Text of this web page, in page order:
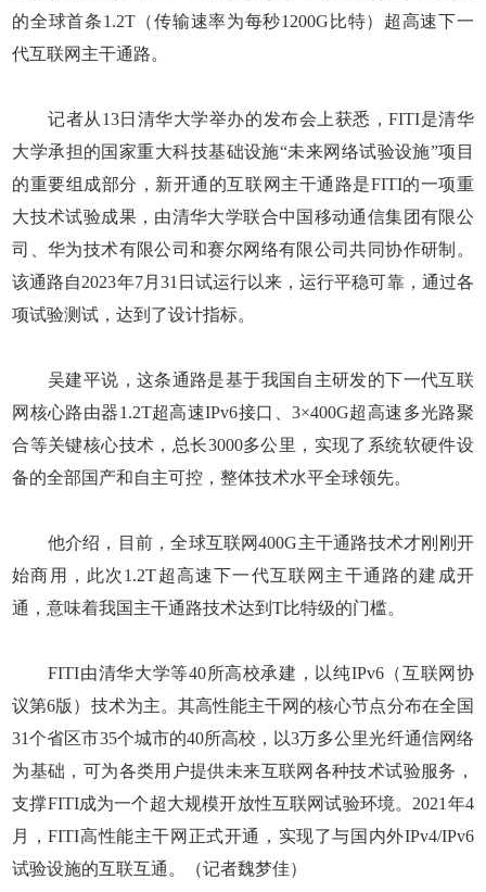
的全球首条1.2T（传输速率为每秒1200G比特）超高速下一
代互联网主干通路。
记者从13日清华大学举办的发布会上获悉，FITI是清华
大学承担的国家重大科技基础设施“未来网络试验设施”项目
的重要组成部分，新开通的互联网主干通路是FITI的一项重
大技术试验成果，由清华大学联合中国移动通信集团有限公
司、华为技术有限公司和赛尔网络有限公司共同协作研制。
该通路自2023年7月31日试运行以来，运行平稳可靠，通过各
项试验测试，达到了设计指标。
吴建平说，这条通路是基于我国自主研发的下一代互联
网核心路由器1.2T超高速IPv6接口、3×400G超高速多光路聚
合等关键核心技术，总长3000多公里，实现了系统软硬件设
备的全部国产和自主可控，整体技术水平全球领先。
他介绍，目前，全球互联网400G主干通路技术才刚刚开
始商用，此次1.2T超高速下一代互联网主干通路的建成开
通，意味着我国主干通路技术达到T比特级的门槛。
FITI由清华大学等40所高校承建，以纯IPv6（互联网协
议第6版）技术为主。其高性能主干网的核心节点分布在全国
31个省区市35个城市的40所高校，以3万多公里光纤通信网络
为基础，可为各类用户提供未来互联网各种技术试验服务，
支撑FITI成为一个超大规模开放性互联网试验环境。2021年4
月，FITI高性能主干网正式开通，实现了与国内外IPv4/IPv6
试验设施的互联互通。（记者魏梦佳）